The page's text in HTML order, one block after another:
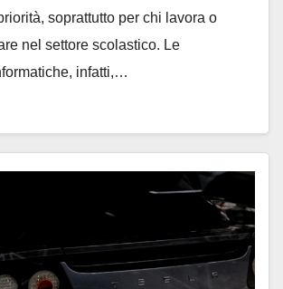
soprattutto per chi lavora o
nel settore scolastico. Le
infatti,…